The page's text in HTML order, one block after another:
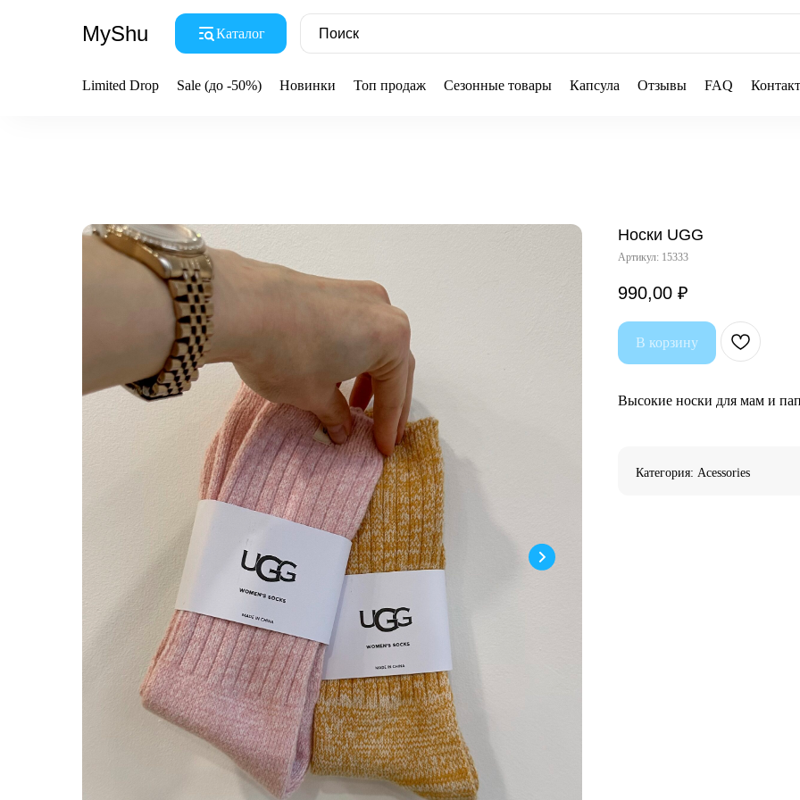
MyShu Каталог
Limited Drop Sale (до -50%) Новинки Топ продаж Сезонные товары Капсула Отзывы FAQ
Носки UGG
Артикул: 15333
990,00 ₽
В корзину
Высокие носки для мам и
Категория: Acessories